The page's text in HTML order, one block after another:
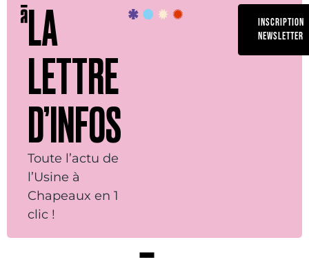
LA
LETTRE
D’INFOS
Toute l’actu de
l’Usine à
Chapeaux en 1
clic !
INSCRIPTION
NEWSLETTER